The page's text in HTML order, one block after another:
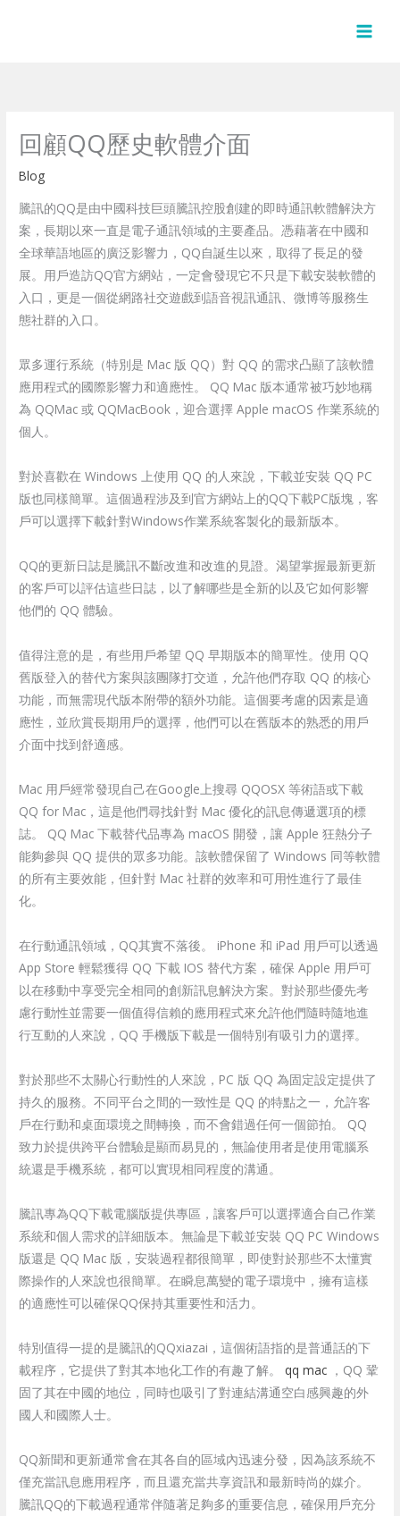
回顧QQ歷史軟體介面
Blog
騰訊的QQ是由中國科技巨頭騰訊控股創建的即時通訊軟體解決方
案，長期以來一直是電子通訊領域的主要產品。憑藉著在中國和
全球華語地區的廣泛影響力，QQ自誕生以來，取得了長足的發
展。用戶造訪QQ官方網站，一定會發現它不只是下載安裝軟體的
入口，更是一個從網路社交遊戲到語音視訊通訊、微博等服務生
態社群的入口。
眾多運行系統（特別是 Mac 版 QQ）對 QQ 的需求凸顯了該軟體
應用程式的國際影響力和適應性。 QQ Mac 版本通常被巧妙地稱
為 QQMac 或 QQMacBook，迎合選擇 Apple macOS 作業系統的
個人。
對於喜歡在 Windows 上使用 QQ 的人來說，下載並安裝 QQ PC
版也同樣簡單。這個過程涉及到官方網站上的QQ下載PC版塊，客
戶可以選擇下載針對Windows作業系統客製化的最新版本。
QQ的更新日誌是騰訊不斷改進和改進的見證。渴望掌握最新更新
的客戶可以評估這些日誌，以了解哪些是全新的以及它如何影響
他們的 QQ 體驗。
值得注意的是，有些用戶希望 QQ 早期版本的簡單性。使用 QQ
舊版登入的替代方案與該團隊打交道，允許他們存取 QQ 的核心
功能，而無需現代版本附帶的額外功能。這個要考慮的因素是適
應性，並欣賞長期用戶的選擇，他們可以在舊版本的熟悉的用戶
介面中找到舒適感。
Mac 用戶經常發現自己在Google上搜尋 QQOSX 等術語或下載
QQ for Mac，這是他們尋找針對 Mac 優化的訊息傳遞選項的標
誌。 QQ Mac 下載替代品專為 macOS 開發，讓 Apple 狂熱分子
能夠參與 QQ 提供的眾多功能。該軟體保留了 Windows 同等軟體
的所有主要效能，但針對 Mac 社群的效率和可用性進行了最佳
化。
在行動通訊領域，QQ其實不落後。 iPhone 和 iPad 用戶可以透過
App Store 輕鬆獲得 QQ 下載 IOS 替代方案，確保 Apple 用戶可
以在移動中享受完全相同的創新訊息解決方案。對於那些優先考
慮行動性並需要一個值得信賴的應用程式來允許他們隨時隨地進
行互動的人來說，QQ 手機版下載是一個特別有吸引力的選擇。
對於那些不太關心行動性的人來說，PC 版 QQ 為固定設定提供了
持久的服務。不同平台之間的一致性是 QQ 的特點之一，允許客
戶在行動和桌面環境之間轉換，而不會錯過任何一個節拍。 QQ
致力於提供跨平台體驗是顯而易見的，無論使用者是使用電腦系
統還是手機系統，都可以實現相同程度的溝通。
騰訊專為QQ下載電腦版提供專區，讓客戶可以選擇適合自己作業
系統和個人需求的詳細版本。無論是下載並安裝 QQ PC Windows
版還是 QQ Mac 版，安裝過程都很簡單，即使對於那些不太懂實
際操作的人來說也很簡單。在瞬息萬變的電子環境中，擁有這樣
的適應性可以確保QQ保持其重要性和活力。
特別值得一提的是騰訊的QQxiazai，這個術語指的是普通話的下
載程序，它提供了對其本地化工作的有趣了解。qq mac ，QQ 鞏
固了其在中國的地位，同時也吸引了對連結溝通空白感興趣的外
國人和國際人士。
QQ新聞和更新通常會在其各自的區域內迅速分發，因為該系統不
僅充當訊息應用程序，而且還充當共享資訊和最新時尚的媒介。
騰訊QQ的下載過程通常伴隨著足夠多的重要信息，確保用戶充分